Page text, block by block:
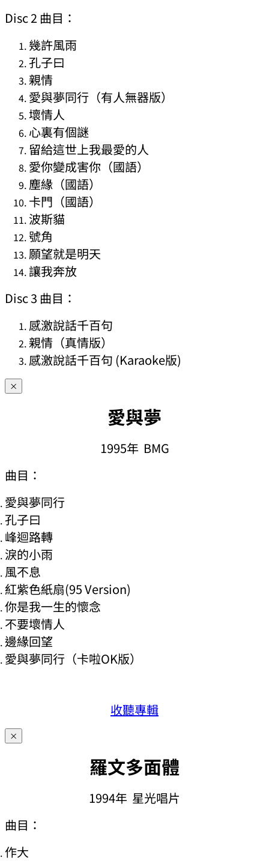
Disc 2 曲目：
幾許風雨
孔子曰
親情
愛與夢同行（有人無器版）
壞情人
心裏有個謎
留給這世上我最愛的人
愛你變成害你（國語）
塵緣（國語）
卡門（國語）
波斯貓
號角
願望就是明天
讓我奔放
Disc 3 曲目：
感激說話千百句
親情（真情版）
感激說話千百句 (Karaoke版)
×
愛與夢
1995年 BMG
曲目：
愛與夢同行
孔子曰
峰迴路轉
淚的小雨
風不息
紅紫色紙扇(95 Version)
你是我一生的懷念
不要壞情人
邊緣回望
愛與夢同行（卡啦OK版）
收聽專輯
×
羅文多面體
1994年 星光唱片
曲目：
作大